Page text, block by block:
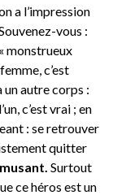
a l’impression
vous :
monstrueux
c’est
un autre corps :
c’est vrai ; en
: se retrouver
quitter
Surtout
ce héros est un